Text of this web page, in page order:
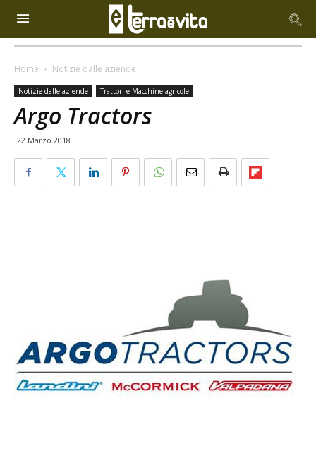
Home Notizie dalle aziende
Notizie dalle aziende Trattori e Macchine agricole
Argo Tractors
22 Marzo 2018